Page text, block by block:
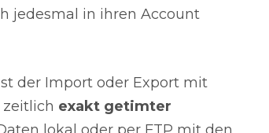
jedesmal in ihren Account
der Import oder Export mit
zeitlich exakt getimter